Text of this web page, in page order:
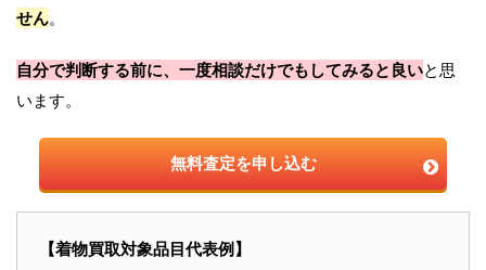
せん。
自分で判断する前に、一度相談だけでもしてみると良いと思
います。
無料査定を申し込む
【着物買取対象品目代表例】